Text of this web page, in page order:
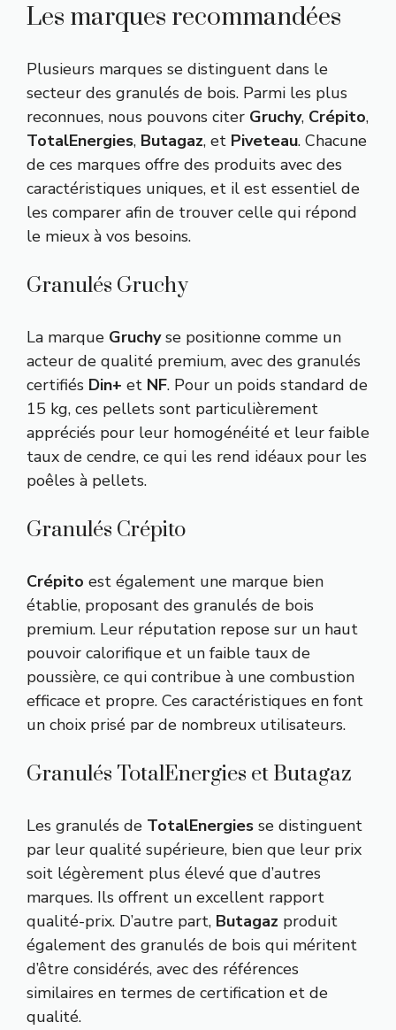
Les marques recommandées
Plusieurs marques se distinguent dans le
secteur des granulés de bois. Parmi les plus
reconnues, nous pouvons citer Gruchy, Crépito,
TotalEnergies, Butagaz, et Piveteau. Chacune
de ces marques offre des produits avec des
caractéristiques uniques, et il est essentiel de
les comparer afin de trouver celle qui répond
le mieux à vos besoins.
Granulés Gruchy
La marque Gruchyse positionne comme un
acteur de qualité premium, avec des granulés
certifiés Din+ et NF. Pour un poids standard de
15 kg, ces pellets sont particulièrement
appréciés pour leur homogénéité et leur faible
taux de cendre, ce qui les rend idéaux pour les
poêles à pellets.
Granulés Crépito
Crépito est également une marque bien
établie, proposant des granulés de bois
premium. Leur réputation repose sur un haut
pouvoir calorifique et un faible taux de
poussière, ce qui contribue à une combustion
efficace et propre. Ces caractéristiques en font
un choix prisé par de nombreux utilisateurs.
Granulés TotalEnergies et Butagaz
Les granulés de TotalEnergies se distinguent
par leur qualité supérieure, bien que leur prix
soit légèrement plus élevé que d’autres
marques. Ils offrent un excellent rapport
qualité-prix. D’autre part, Butagaz produit
également des granulés de bois qui méritent
d’être considérés, avec des références
similaires en termes de certification et de
qualité.